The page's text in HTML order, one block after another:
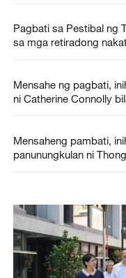
Pagbati sa Pestibal ng
sa mga retiradong
Mensahe ng pagbati,
ni Catherine Connolly
Mensaheng pambati,
panunungkulan ni